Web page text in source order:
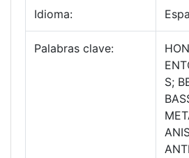
Idioma:
Palabras clave:
S;